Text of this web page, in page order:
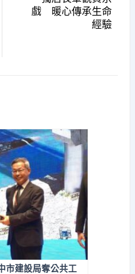
戲 暖心傳承生命
經驗
建設局奪公共工